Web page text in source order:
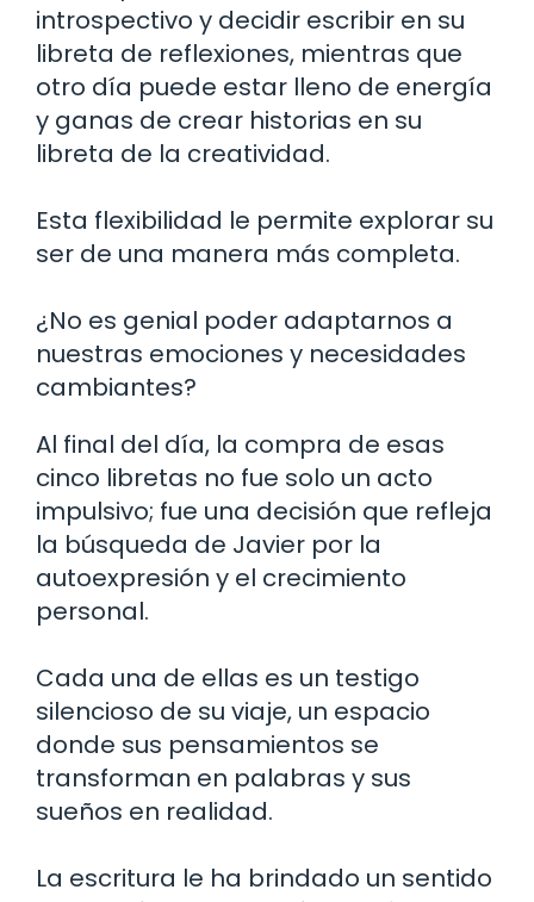
introspectivo y decidir escribir en su
libreta de reflexiones, mientras que
otro día puede estar lleno de energía
y ganas de crear historias en su
libreta de la creatividad.
Esta flexibilidad le permite explorar su
ser de una manera más completa.
¿No es genial poder adaptarnos a
nuestras emociones y necesidades
cambiantes?
Al final del día, la compra de esas
cinco libretas no fue solo un acto
impulsivo; fue una decisión que refleja
la búsqueda de Javier por la
autoexpresión y el crecimiento
personal.
Cada una de ellas es un testigo
silencioso de su viaje, un espacio
donde sus pensamientos se
transforman en palabras y sus
sueños en realidad.
La escritura le ha brindado un sentido